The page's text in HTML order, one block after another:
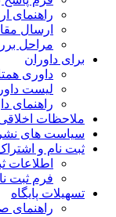
ارسال مقاله
و انتشار
مجله